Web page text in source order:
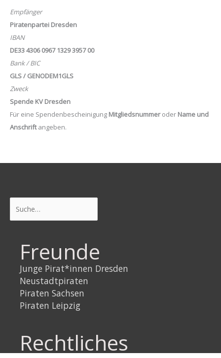
Empfänger
Piratenpartei Dresden
IBAN
DE33 4306 0967 1329 3957 00
Bank / BIC
GLS / GENODEM1GLS
Zweck
Spende KV Dresden
Für eine Spendenbescheinigung Mitgliedsnummeroder Name und
Anschriftangeben.
Freunde
Junge Pirat*innen Dresden
Neustadtpiraten
Piraten Sachsen
Piraten Leipzig
Rechtliches